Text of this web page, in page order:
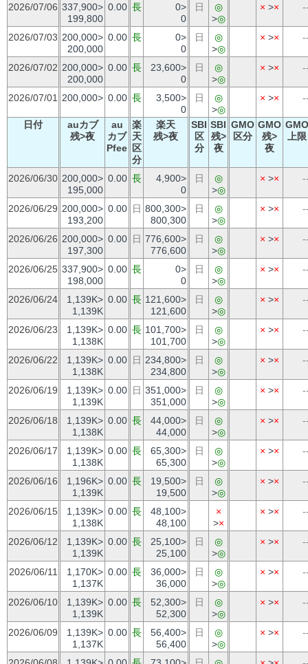
2026/07/06 337,900>
199,800
0.00 長
0>
0
日
◎
>◎
× >×
2026/07/03 200,000>
200,000
0.00 長
0>
0
日
◎
>◎
× >×
2026/07/02 200,000>
200,000
0.00 長
23,600>
0
日
◎
>◎
× >×
2026/07/01 200,000> 0.00 長
3,500>
0
日
◎
>◎
× >×
日付
auカブ
残>夜
au
カブ
Pfee
楽
天
区
分
楽天
残>夜
SBI
区
分
SBI
残>
夜
GMO
区分
GMO
残>
夜
GMO
上限
2026/06/30 200,000>
195,000
0.00 長
4,900>
0
日
◎
>◎
× >×
2026/06/29 200,000>
193,200
0.00 日 800,300>
800,300
日
◎
>◎
× >×
2026/06/26 200,000>
197,300
0.00 日 776,600>
776,600
日
◎
>◎
× >×
2026/06/25 337,900>
198,000
0.00 長
0>
0
日
◎
>◎
× >×
2026/06/24
1,139K>
1,139K
0.00 長 121,600>
121,600
日
◎
>◎
× >×
2026/06/23
1,139K>
1,138K
0.00 長 101,700>
101,700
日
◎
>◎
× >×
2026/06/22
1,139K>
1,138K
0.00 日 234,800>
234,800
日
◎
>◎
× >×
2026/06/19
1,139K>
1,139K
0.00 日 351,000>
351,000
日
◎
>◎
× >×
2026/06/18
1,139K>
1,138K
0.00 長
44,000>
44,000
日
◎
>◎
× >×
2026/06/17
1,139K>
1,138K
0.00 長
65,300>
65,300
日
◎
>◎
× >×
2026/06/16
1,196K>
1,139K
0.00 長
19,500>
19,500
日
◎
>◎
× >×
2026/06/15
1,139K>
1,138K
0.00 長
48,100>
48,100
×
>×
× >×
2026/06/12
1,139K>
1,139K
0.00 長
25,100>
25,100
日
◎
>◎
× >×
2026/06/11
1,170K>
1,137K
0.00 長
36,000>
36,000
日
◎
>◎
× >×
2026/06/10
1,139K>
1,139K
0.00 長
52,300>
52,300
日
◎
>◎
× >×
2026/06/09
1,139K>
1,137K
0.00 長
56,400>
56,400
日
◎
>◎
× >×